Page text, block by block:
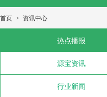
首页 > 资讯中心
热点播报
源宝资讯
行业新闻